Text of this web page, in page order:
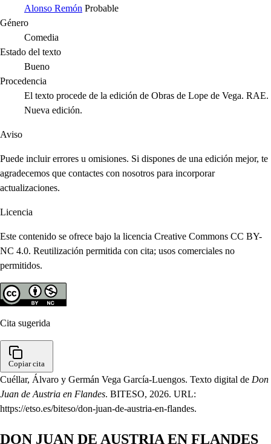
Alonso Remón Probable
Género
Comedia
Estado del texto
Bueno
Procedencia
El texto procede de la edición de Obras de Lope de Vega. RAE.
Nueva edición.
Aviso
Puede incluir errores u omisiones. Si dispones de una edición mejor, te
agradecemos que contactes con nosotros para incorporar
actualizaciones.
Licencia
Este contenido se ofrece bajo la licencia Creative Commons CC BY-
NC 4.0. Reutilización permitida con cita; usos comerciales no
permitidos.
Cita sugerida
Copiar cita
Cuéllar, Álvaro y Germán Vega García-Luengos. Texto digital de Don
Juan de Austria en Flandes. BITESO, 2026. URL:
https://etso.es/biteso/don-juan-de-austria-en-flandes.
DON JUAN DE AUSTRIA EN FLANDES